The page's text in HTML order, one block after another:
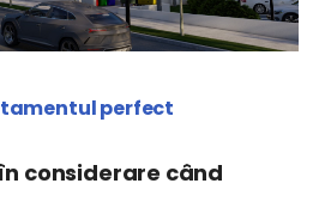
perfect
considerare când